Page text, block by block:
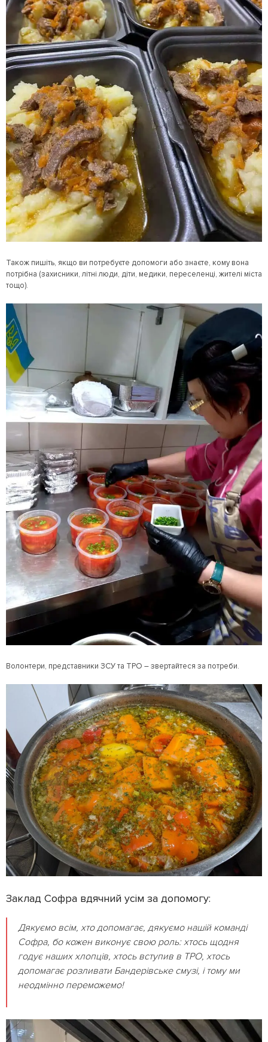
Також пишіть, якщо ви потребуєте допомоги або знаєте, кому вона
потрібна (захисники, літні люди, діти, медики, переселенці, жителі міста
тощо).
Волонтери, представники ЗСУ та ТРО – звертайтеся за потреби.
Заклад Софра вдячний усім за допомогу:
Дякуємо всім, хто допомагає, дякуємо нашій команді
Софра, бо кожен виконує свою роль: хтось щодня
годує наших хлопців, хтось вступив в ТРО, хтось
допомагає розливати Бандерівське смузі, і тому ми
неодмінно переможемо!